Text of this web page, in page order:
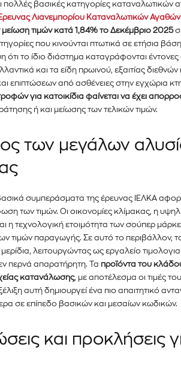
στο Newsletter του
και
για τα νέα προϊόντα και
κλικ στο κουμπί εγγραφής παρακάτω. Μην
πολλές βασικές κατηγορίες
Έρευνας Λιανεμπορίου Καταναλωτικών Αγαθών
τιμών κατά 1,84% το Δεκέμβριο 2025
που κινούνται πτωτικά σε ετήσια
ότι το ίδιο διάστημα καταγράφονται
και τα είδη πρωινού, εξαιτίας
επιπτώσεων από ασθένειες στην εγχώρια
για κατοικίδια φαίνεται να έχει
ή και μείωσης των τελικών τιμών.
των μεγάλων
συμπεράσματα της έρευνας ΙΕΛΚΑ
των τιμών. Οι οικονομίες κλίμακας, η
η τεχνολογική ετοιμότητα των σούπερ
τιμών παραγωγής. Σε αυτό το περιβάλλον,
λειτουργώντας ως εργαλείο
περνά απαρατήρητη. Τα προϊόντα του
κατανάλωσης, με αποτέλεσμα οι τιμές
αυτή δημιουργεί ένα πιο απαιτητικό
σε επίπεδο βασικών και μεσαίων κωδικών.
και προκλήσεις